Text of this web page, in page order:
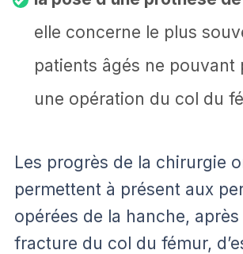
elle concerne le plus
patients âgés ne pouvant
une opération du col du
Les progrès de la chirurgie
permettent à présent aux
opérées de la hanche, après
fracture du col du fémur,